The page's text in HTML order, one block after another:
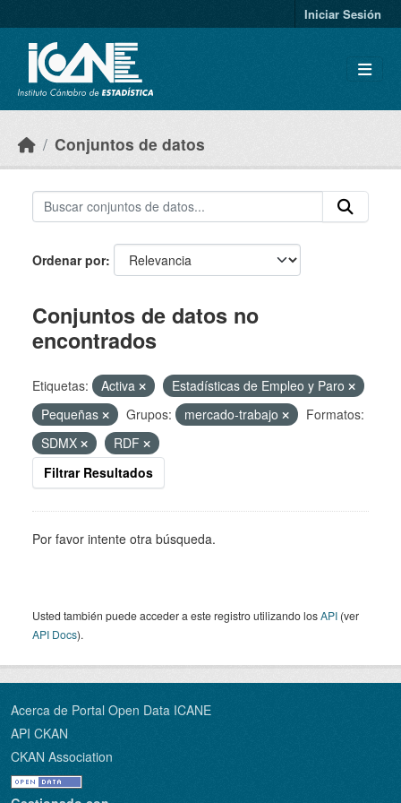
Iniciar Sesión
Conjuntos de datos
Ordenar por
Conjuntos de datos no
encontrados
Etiquetas: Activa
Estadísticas de Empleo y Paro
Pequeñas
Grupos: mercado-trabajo
Formatos:
SDMX
RDF
Filtrar Resultados
Por favor intente otra búsqueda.
Usted también puede acceder a este registro utilizando losAPI (ver
API Docs).
Acerca de Portal Open Data ICANE
API CKAN
CKAN Association